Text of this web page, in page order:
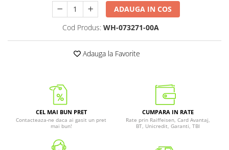
ADAUGA IN COS
Cod Produs: WH-073271-00A
Adauga la Favorite
CEL MAI BUN PRET
Contacteaza-ne daca ai gasit un pret
mai bun!
CUMPARA IN RATE
Rate prin Raiffeisen, Card Avantaj,
BT, Unicredit, Garanti, TBI